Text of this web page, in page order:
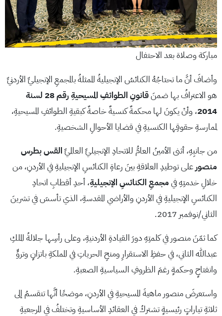
مباركة وصلاة بعد الاحتفال
وأضافَ أنَّ ما تحتاجُهُ الكنائسُ الإنجيليةُ الممثلةُ بالمجمعِ الإنجيليِّ الأردنيِّ
هو الاعترافُ بها ضمنَ
قانونِ الطوائفِ المسيحيةِ رقم 28 لسنة
2014، وأنْ يكونَ لها محكمةٌ كنسيةٌ خاصةٌ كبقيةِ الطوائفِ المسيحيةِ،
لممارسةِ حقوقِها الكنسيةِ في قضايا الأحوالِ الشخصيةِ.
من جانبِهِ، أثنى الأمينُ العامُّ للاتحادِ الإنجيليِّ العالميِّالقس بطرس
منصور على توطيدِ العلاقةِ بينَ رعاةِ الكنائسِ الإنجيليةِ في الأردنِ، من
خلالِ خدمتِهِ فيمجمعِ الكنائسِ الإنجيليةِ، أحدِ أقطابِ اتحادِ
الكنائسِ الإنجيليةِ في الأردنِ والأراضي المقدسةِ، الذي تأسسَ في تشرينَ
الثاني/نوفمبر 2017.
كما ثمّنَ منصور في كلمتِهِ دورَ القيادةِ الأردنيةِ، وعلى رأسِها جلالةُ الملكِ
عبدالله الثاني، في حفظِ الاستقرارِ ومنحِ الحرياتِ في المملكةِ باتزانٍ وتروٍّ
وانفتاحٍ وحكمةٍ رغمَ الظروفِ السياسيةِ الصعبةِ.
واستعرضَ منصور ماهيةَ المسيحيةِ في الأردنِ، موضحًا أنَّها تنقسمُ إلى
ثلاثةِ تياراتٍ رئيسيةٍ تشتركُ في العقائدِ الأساسيةِ وتختلفُ في المرجعيةِ